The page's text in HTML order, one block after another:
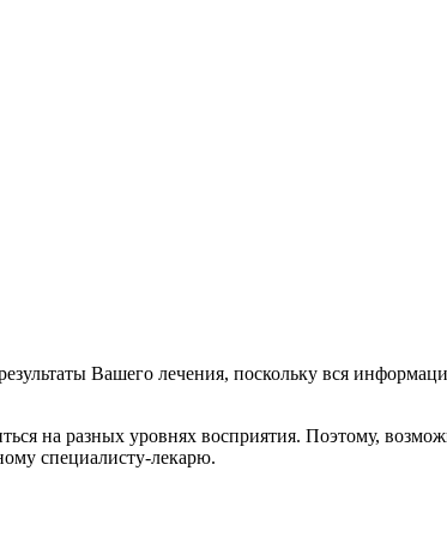
Вашего лечения, поскольку вся
на разных уровнях восприятия. Поэтому,
специалисту-лекарю.